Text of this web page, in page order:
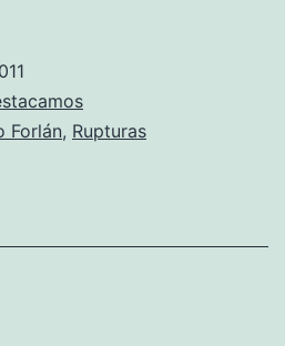
Forlán, Rupturas